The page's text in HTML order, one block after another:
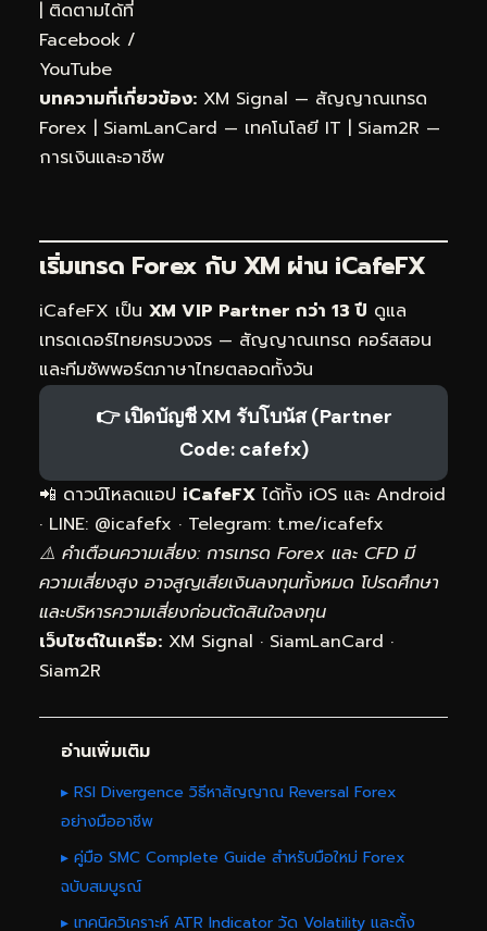
| ติดตามได้ที่
Facebook /
YouTube
บทความที่เกี่ยวข้อง: XM Signal — สัญญาณเทรด
Forex | SiamLanCard — เทคโนโลยี IT | Siam2R —
การเงินและอาชีพ
เริ่มเทรด Forex กับ XM ผ่าน iCafeFX
iCafeFX เป็น XM VIP Partner กว่า 13 ปี ดูแล
เทรดเดอร์ไทยครบวงจร — สัญญาณเทรด คอร์สสอน
และทีมซัพพอร์ตภาษาไทยตลอดทั้งวัน
👉 เปิดบัญชี XM รับโบนัส (Partner
Code: cafefx)
📲 ดาวน์โหลดแอป iCafeFX ได้ทั้ง iOS และ Android
· LINE: @icafefx · Telegram: t.me/icafefx
⚠️ คำเตือนความเสี่ยง: การเทรด Forex และ CFD มี
ความเสี่ยงสูง อาจสูญเสียเงินลงทุนทั้งหมด โปรดศึกษา
และบริหารความเสี่ยงก่อนตัดสินใจลงทุน
เว็บไซต์ในเครือ: XM Signal · SiamLanCard ·
Siam2R
อ่านเพิ่มเติม
▸ RSI Divergence วิธีหาสัญญาณ Reversal Forex
อย่างมืออาชีพ
▸ คู่มือ SMC Complete Guide สำหรับมือใหม่ Forex
ฉบับสมบูรณ์
▸ เทคนิควิเคราะห์ ATR Indicator วัด Volatility และตั้ง